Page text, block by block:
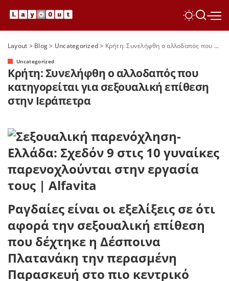
Layout > Blog> Uncategorized> Κρήτη: Συνελήφθη ο αλλοδαπός που κατηγορείται για σεξουαλική επίθεση στην Ιεράπετρα
Uncategorized
Κρήτη: Συνελήφθη ο αλλοδαπός που
κατηγορείται για σεξουαλική επίθεση
στην Ιεράπετρα
Ραγδαίες είναι οι εξελίξεις σε ότι
αφορά την σεξουαλική επίθεση
που δέχτηκε η Δέσποινα
Πλατανάκη την περασμένη
Παρασκευή στο πιο κεντρικό